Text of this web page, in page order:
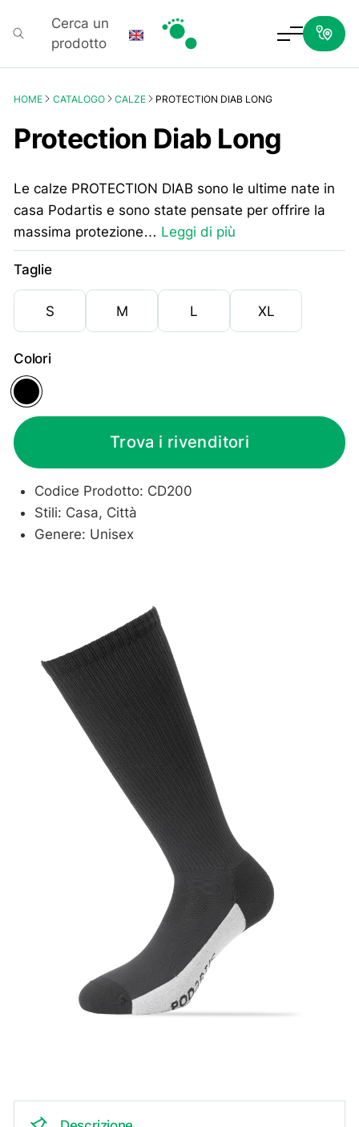
Cerca un
prodotto
HOME CATALOGO CALZE PROTECTION DIAB LONG
Protection Diab Long
Le calze PROTECTION DIAB sono le ultime nate in
casa Podartis e sono state pensate per offrire la
massima protezione… Leggi di più
Taglie
S M L XL
Colori
Black
Trova i rivenditori
Codice Prodotto: CD200
Stili: Casa, Città
Genere: Unisex